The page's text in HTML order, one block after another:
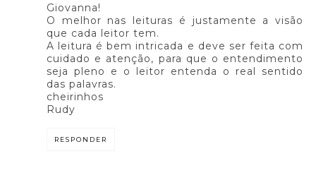
Giovanna!
O melhor nas leituras é justamente a visão
que cada leitor tem.
A leitura é bem intricada e deve ser feita com
cuidado e atenção, para que o entendimento
seja pleno e o leitor entenda o real sentido
das palavras.
cheirinhos
Rudy
RESPONDER